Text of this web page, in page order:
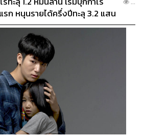
รก หนุนรายได้ครึ่งปีทะลุ 3.2 แสน
...